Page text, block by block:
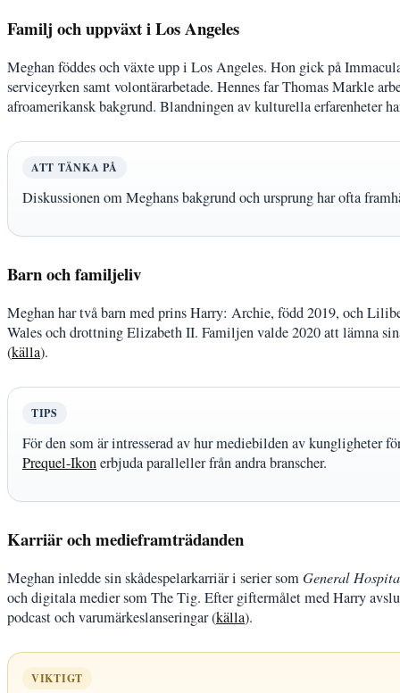
Familj och uppväxt i Los Angeles
Meghan föddes och växte upp i Los Angeles. Hon gick på
serviceyrken samt volontärarbetade. Hennes far Thomas Markle
afroamerikansk bakgrund. Blandningen av kulturella erfarenheter
ATT TÄNKA PÅ
Diskussionen om Meghans bakgrund och ursprung har ofta
Barn och familjeliv
Meghan har två barn med prins Harry: Archie, född 2019, och
Wales och drottning Elizabeth II. Familjen valde 2020 att lämna
(källa).
TIPS
För den som är intresserad av hur mediebilden av kungligheter
Prequel-Ikonerbjuda paralleller från andra branscher.
Karriär och medieframträdanden
Meghan inledde sin skådespelarkarriär i serier somGeneral
och digitala medier som The Tig. Efter giftermålet med Harry
podcast och varumärkeslanseringar (källa).
VIKTIGT